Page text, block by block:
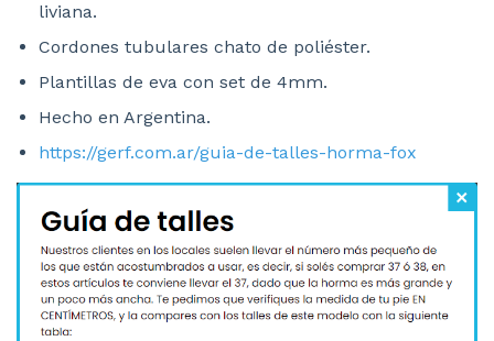
liviana.
Cordones tubulares chato de poliéster.
Plantillas de eva con set de 4mm.
Hecho en Argentina.
https://gerf.com.ar/guia-de-talles-horma-fox